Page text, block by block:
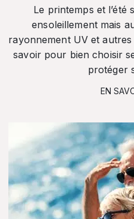
Le printemps et l’été
ensoleillement mais
rayonnement UV et
savoir pour bien choisir
protéger
EN